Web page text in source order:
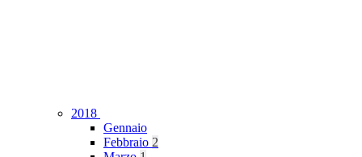
2018
Gennaio
Febbraio 2